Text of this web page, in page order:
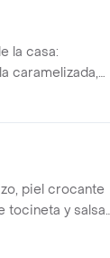
la casa:
caramelizada,
Dulce,
piel crocante
tocineta y salsa